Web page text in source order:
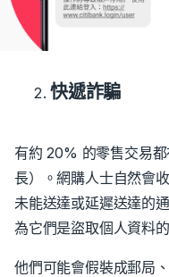
快遞詐騙
有約 20% 的零售交易
長）。網購人士自然會
未能送達或延遲送達的
為它們是盜取個人資料
他們可能會假裝成郵局